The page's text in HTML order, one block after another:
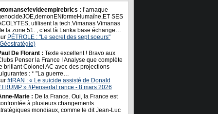
: l’arnaque
SES
utilisent la tech.Vimanas Vimanas
la zone 51: ; c’est là Lanka base échange…
PÉTROLE : "Le secret des sept soeurs"
De Florant : Texte excellent ! Bravo aux
Penser la France ! Analyse que complète
brillant Colonel AC avec des projections
: * "La guerre…
#IRAN : « Le suicide assisté de Donald
» #PenserlaFrance - 8 mars 2026
Marie : De la France. Oui, la France est
à plusieurs changements
mondiaux, comme le dit Jean-Luc